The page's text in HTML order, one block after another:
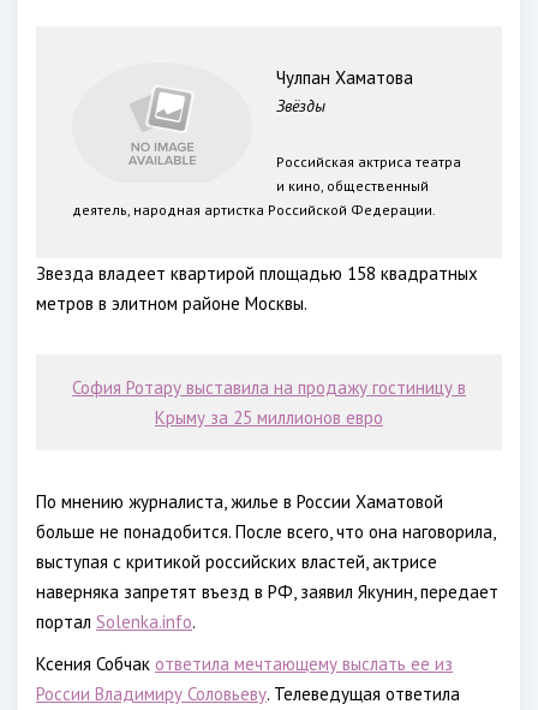
Чулпан Хаматова
Звёзды
Российская актриса театра
и кино, общественный
деятель, народная артистка Российской Федерации.
Звезда владеет квартирой площадью 158 квадратных
метров в элитном районе Москвы.
София Ротару выставила на продажу гостиницу в
Крыму за 25 миллионов евро
По мнению журналиста, жилье в России Хаматовой
больше не понадобится. После всего, что она наговорила,
выступая с критикой российских властей, актрисе
наверняка запретят въезд в РФ, заявил Якунин, передает
портал Solenka.info.
Ксения Собчак ответила мечтающему выслать ее из
России Владимиру Соловьеву. Телеведущая ответила